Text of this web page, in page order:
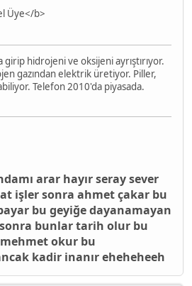
Üye</b>
hidrojeni ve oksijeni ayrıştırıyor.
gazından elektrik üretiyor. Piller,
Telefon 2010'da piyasada.
arar hayır seray sever
işler sonra ahmet çakar bu
bu geyiğe dayanamayan
bunlar tarih olur bu
okur bu
kadir inanır eheheheeh